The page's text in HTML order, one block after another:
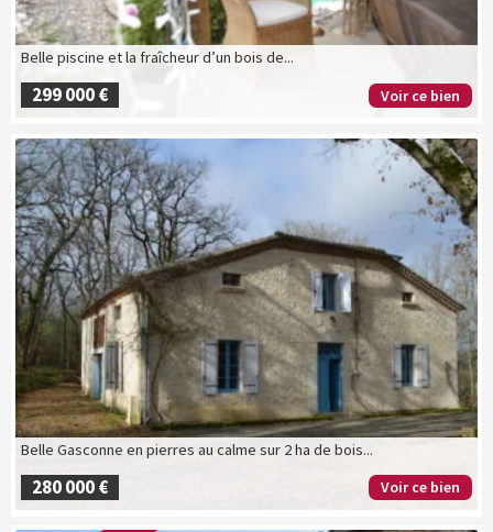
Belle piscine et la fraîcheur d’un bois de...
299 000 € Voir ce bien
Belle Gasconne en pierres au calme sur 2 ha de bois...
280 000 € Voir ce bien